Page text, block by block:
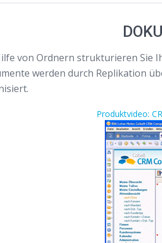
von Ordnern strukturieren Sie
werden durch Replikation
Produktvideo: